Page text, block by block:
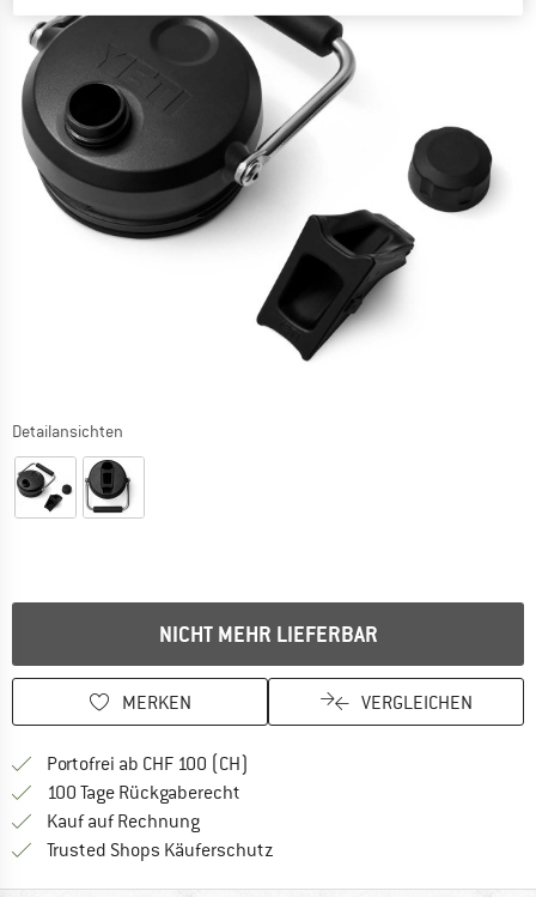
Detailansichten
NICHT MEHR LIEFERBAR
MERKEN VERGLEICHEN
Portofrei ab CHF 100 (CH)
100 Tage Rückgaberecht
Kauf auf RechnungFinde die Zahlungs-Infos hier! Öffnet
Trusted Shops Käuferschutz